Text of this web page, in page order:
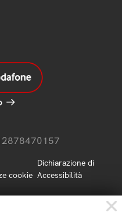
cookie
Dichiarazione di
Accessibilità